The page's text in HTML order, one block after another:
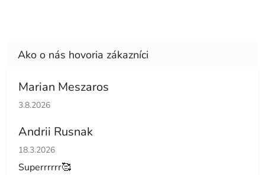
Marian Meszaros
Hodnotenie obchodu je 5 z 5 hviezdičiek.
3.8.2026
Andrii Rusnak
Hodnotenie obchodu je 5 z 5 hviezdičiek.
18.3.2026
Superrrrrr🥰